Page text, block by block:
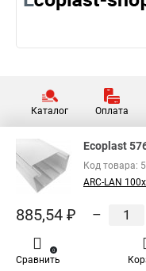
Каталог Оплата
Ecoplast
Код товара:
ARC-LAN
885,54 ₽ –
Сравнить
0